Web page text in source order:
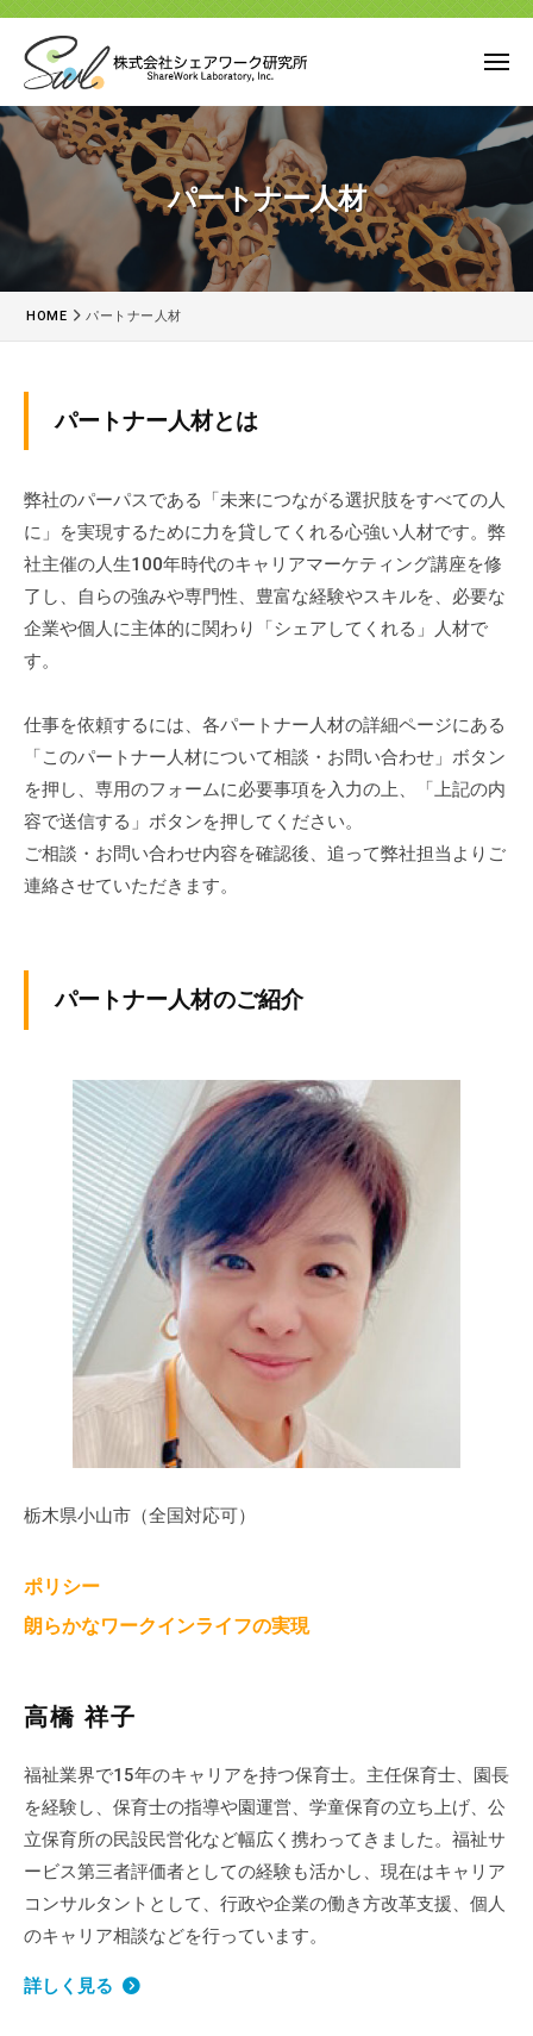
コ
ン
ツ
株
式
社
シ
ア
ワ
所
未
来
つ
る
選
択
て
の
人
に
メ
ュ
ー
パートナー人材
HOME パートナー人材
ー
ト
ナ
ー
人
材
2025
年
月
10
日
by
パートナー人材とは
弊社のパーパスである「未来につながる選択肢をすべての人
に」を実現するために力を貸してくれる心強い人材です。弊
社主催の人生100年時代のキャリアマーケティング講座を修
了し、自らの強みや専門性、豊富な経験やスキルを、必要な
企業や個人に主体的に関わり「シェアしてくれる」人材で
す。
仕事を依頼するには、各パートナー人材の詳細ページにある
「このパートナー人材について相談・お問い合わせ」ボタン
を押し、専用のフォームに必要事項を入力の上、「上記の内
容で送信する」ボタンを押してください。
ご相談・お問い合わせ内容を確認後、追って弊社担当よりご
連絡させていただきます。
パートナー人材のご紹介
栃木県小山市（全国対応可）
ポリシー
朗らかなワークインライフの実現
高橋 祥子
福祉業界で15年のキャリアを持つ保育士。主任保育士、園長
を経験し、保育士の指導や園運営、学童保育の立ち上げ、公
立保育所の民設民営化など幅広く携わってきました。福祉サ
ービス第三者評価者としての経験も活かし、現在はキャリア
コンサルタントとして、行政や企業の働き方改革支援、個人
のキャリア相談などを行っています。
詳しく見る
式
会
社
シ
ェ
ワ
ー
ク
ー